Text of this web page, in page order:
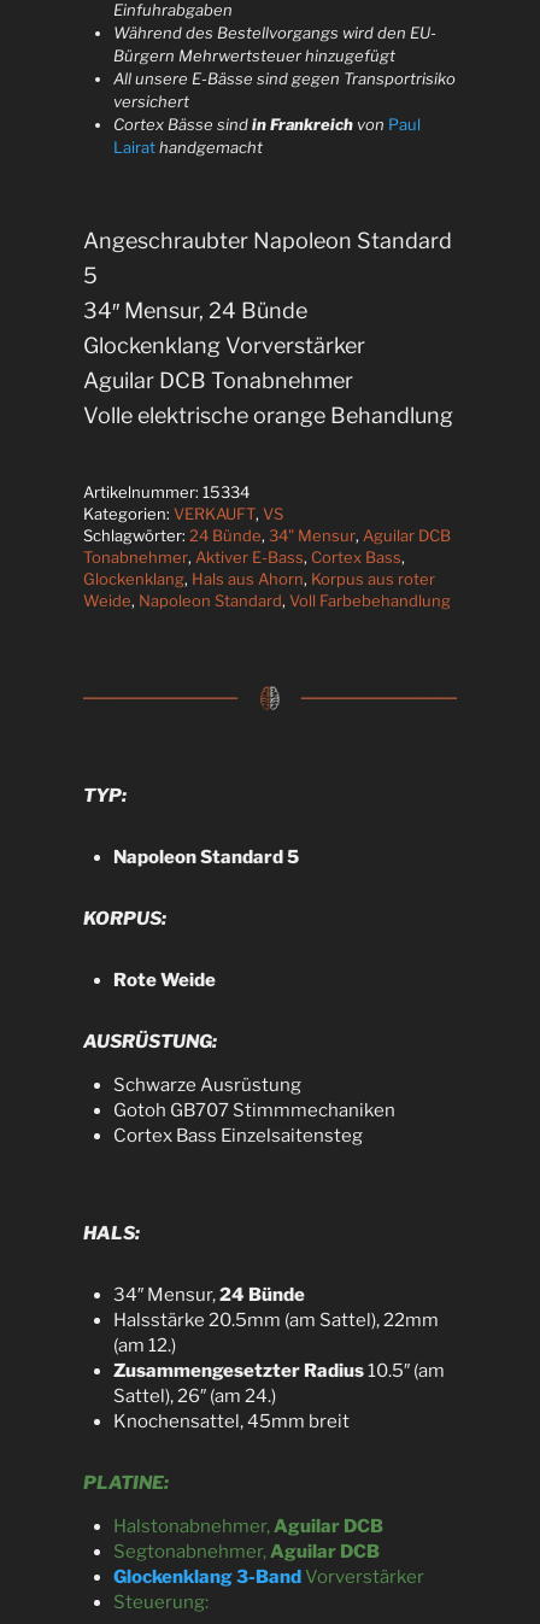
Einfuhrabgaben
Während des Bestellvorgangs wird den EU-
Bürgern Mehrwertsteuer hinzugefügt
All unsere E-Bässe sind gegen Transportrisiko
versichert
Cortex Bässe sindin Frankreichvon Paul
Lairathandgemacht
Angeschraubter Napoleon Standard
5
34″ Mensur, 24 Bünde
Glockenklang Vorverstärker
Aguilar DCB Tonabnehmer
Volle elektrische orange Behandlung
Artikelnummer: 15334
Kategorien: VERKAUFT, VS
Schlagwörter: 24 Bünde, 34" Mensur, Aguilar DCB
Tonabnehmer, Aktiver E-Bass, Cortex Bass,
Glockenklang, Hals aus Ahorn, Korpus aus roter
Weide, Napoleon Standard, Voll Farbebehandlung
TYP:
Napoleon Standard 5
KORPUS:
Rote Weide
AUSRÜSTUNG:
Schwarze Ausrüstung
Gotoh GB707 Stimmmechaniken
Cortex Bass Einzelsaitensteg
HALS:
34″ Mensur,24 Bünde
Halsstärke 20.5mm (am Sattel), 22mm
(am 12.)
Zusammengesetzter Radius10.5″ (am
Sattel), 26″ (am 24.)
Knochensattel, 45mm breit
PLATINE:
Halstonabnehmer,Aguilar DCB
Segtonabnehmer,Aguilar DCB
Glockenklang 3-BandVorverstärker
Steuerung: